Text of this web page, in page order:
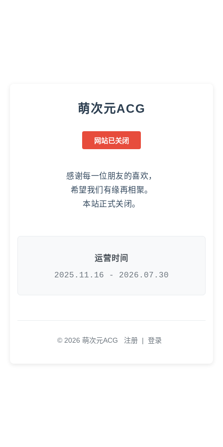
萌次元ACG
网站已关闭
感谢每一位朋友的喜欢，
希望我们有缘再相聚。
本站正式关闭。
运营时间
2025.11.16 - 2026.07.30
© 2026 萌次元ACG 注册 | 登录